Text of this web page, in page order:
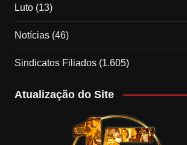
Luto(13)
Notícias(46)
Sindicatos Filiados(1.605)
Atualização do Site